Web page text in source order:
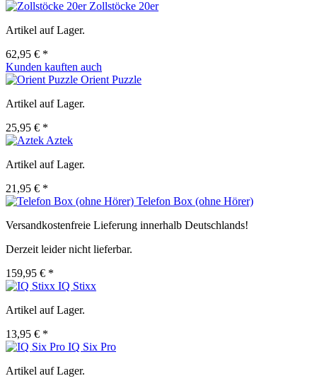
Zollstöcke 20er
Artikel auf Lager.
62,95 € *
Kunden kauften auch
Orient Puzzle
Artikel auf Lager.
25,95 € *
Aztek
Artikel auf Lager.
21,95 € *
Telefon Box (ohne Hörer)
Versandkostenfreie Lieferung innerhalb Deutschlands!
Derzeit leider nicht lieferbar.
159,95 € *
IQ Stixx
Artikel auf Lager.
13,95 € *
IQ Six Pro
Artikel auf Lager.